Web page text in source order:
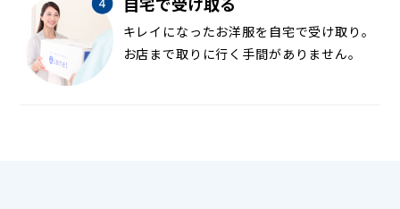
キレイになったお洋服を自宅で受け取り。
お店まで取りに行く手間がありません。